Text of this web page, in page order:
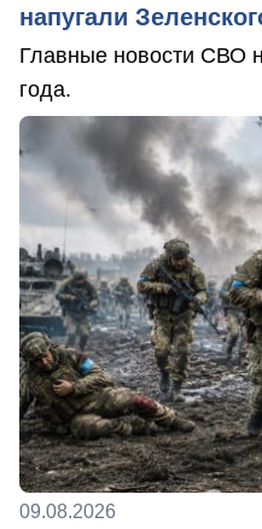
напугали
Главные новости СВО
года.
09.08.2026